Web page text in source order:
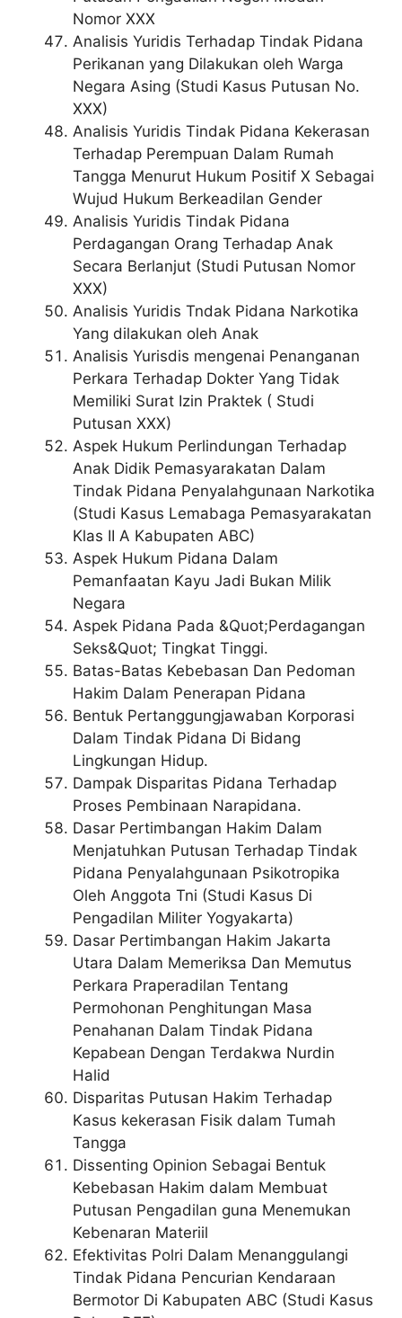
Nomor XXX
Analisis Yuridis Terhadap Tindak Pidana
Perikanan yang Dilakukan oleh Warga
Negara Asing (Studi Kasus Putusan No.
XXX)
Analisis Yuridis Tindak Pidana Kekerasan
Terhadap Perempuan Dalam Rumah
Tangga Menurut Hukum Positif X Sebagai
Wujud Hukum Berkeadilan Gender
Analisis Yuridis Tindak Pidana
Perdagangan Orang Terhadap Anak
Secara Berlanjut (Studi Putusan Nomor
XXX)
Analisis Yuridis Tndak Pidana Narkotika
Yang dilakukan oleh Anak
Analisis Yurisdis mengenai Penanganan
Perkara Terhadap Dokter Yang Tidak
Memiliki Surat Izin Praktek ( Studi
Putusan XXX)
Aspek Hukum Perlindungan Terhadap
Anak Didik Pemasyarakatan Dalam
Tindak Pidana Penyalahgunaan Narkotika
(Studi Kasus Lemabaga Pemasyarakatan
Klas II A Kabupaten ABC)
Aspek Hukum Pidana Dalam
Pemanfaatan Kayu Jadi Bukan Milik
Negara
Aspek Pidana Pada &Quot;Perdagangan
Seks&Quot; Tingkat Tinggi.
Batas-Batas Kebebasan Dan Pedoman
Hakim Dalam Penerapan Pidana
Bentuk Pertanggungjawaban Korporasi
Dalam Tindak Pidana Di Bidang
Lingkungan Hidup.
Dampak Disparitas Pidana Terhadap
Proses Pembinaan Narapidana.
Dasar Pertimbangan Hakim Dalam
Menjatuhkan Putusan Terhadap Tindak
Pidana Penyalahgunaan Psikotropika
Oleh Anggota Tni (Studi Kasus Di
Pengadilan Militer Yogyakarta)
Dasar Pertimbangan Hakim Jakarta
Utara Dalam Memeriksa Dan Memutus
Perkara Praperadilan Tentang
Permohonan Penghitungan Masa
Penahanan Dalam Tindak Pidana
Kepabean Dengan Terdakwa Nurdin
Halid
Disparitas Putusan Hakim Terhadap
Kasus kekerasan Fisik dalam Tumah
Tangga
Dissenting Opinion Sebagai Bentuk
Kebebasan Hakim dalam Membuat
Putusan Pengadilan guna Menemukan
Kebenaran Materiil
Efektivitas Polri Dalam Menanggulangi
Tindak Pidana Pencurian Kendaraan
Bermotor Di Kabupaten ABC (Studi Kasus